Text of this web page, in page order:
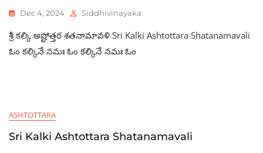
Dec 4, 2024 Siddhivinayaka
శ్రీ కల్కి అష్టోత్తర శతనామావళి Sri Kalki Ashtottara Shatanamavali
ఓం కల్కినే నమః ఓం కల్కినే నమః ఓం
ASHTOTTARA
Sri Kalki Ashtottara Shatanamavali